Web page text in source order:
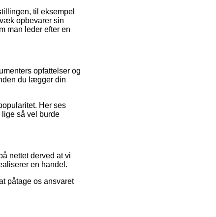
til eksempel
opbevarer sin
man leder efter en
opfattelser og
du lægger din
Her ses
så vel burde
nettet derved at vi
en handel.
påtage os ansvaret